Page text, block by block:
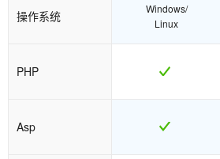
操作系统
Windows/
Linux
PHP
Asp